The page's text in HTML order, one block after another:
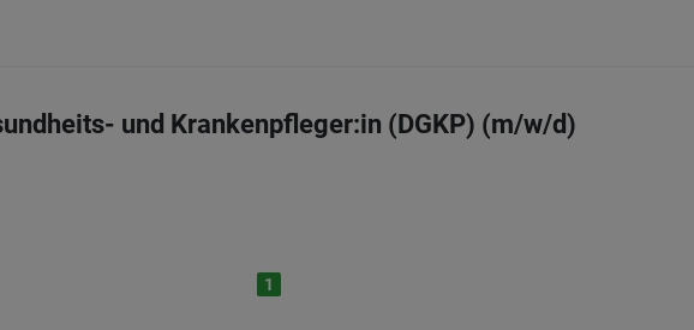
und Krankenpfleger:in (DGKP) (m/w/d)
1